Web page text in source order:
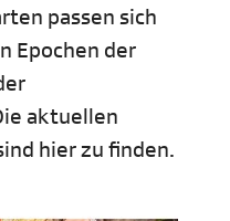
passen sich
Epochen der
aktuellen
hier zu finden.